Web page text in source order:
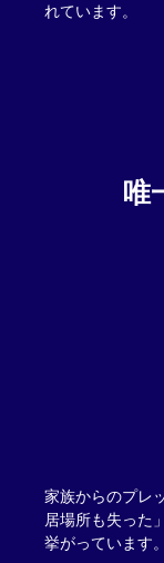
れています。
唯
家族からのプレ
居場所も失った
挙がっています。